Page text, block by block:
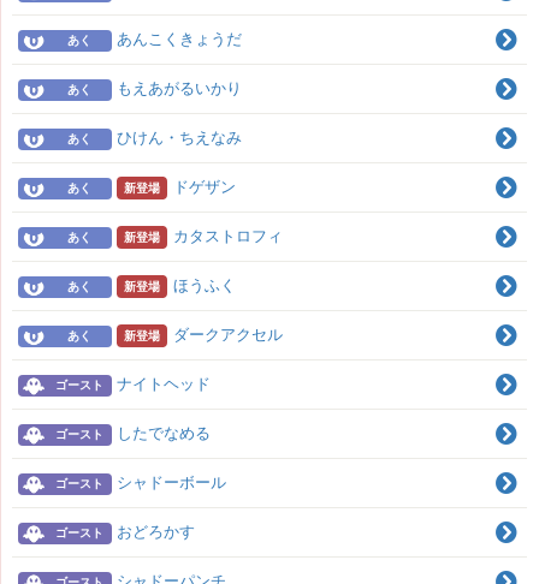
あく あんこくきょうだ
あく もえあがるいかり
あく ひけん・ちえなみ
あく 新登場 ドゲザン
あく 新登場 カタストロフィ
あく 新登場 ほうふく
あく 新登場 ダークアクセル
ゴースト ナイトヘッド
ゴースト したでなめる
ゴースト シャドーボール
ゴースト おどろかす